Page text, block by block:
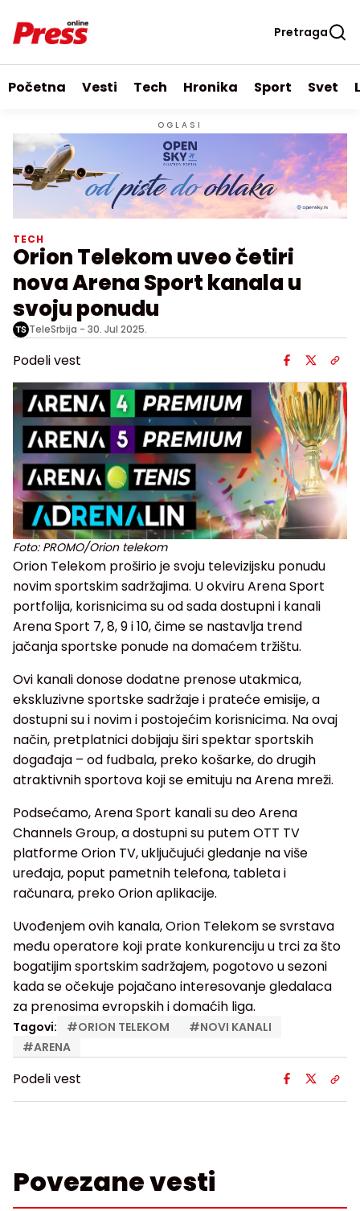
Pretraga
Početna Vesti Tech Hronika Sport Svet
OGLASI
TECH
Orion Telekom uveo četiri
nova Arena Sport kanala u
svoju ponudu
TeleSrbija - 30. Jul 2025.
Podeli vest
Foto: PROMO/Orion telekom
Orion Telekom proširio je svoju televizijsku ponudu
novim sportskim sadržajima. U okviru Arena Sport
portfolija, korisnicima su od sada dostupni i kanali
Arena Sport 7, 8, 9 i 10, čime se nastavlja trend
jačanja sportske ponude na domaćem tržištu.
Ovi kanali donose dodatne prenose utakmica,
ekskluzivne sportske sadržaje i prateće emisije, a
dostupni su i novim i postojećim korisnicima. Na ovaj
način, pretplatnici dobijaju širi spektar sportskih
događaja – od fudbala, preko košarke, do drugih
atraktivnih sportova koji se emituju na Arena mreži.
Podsećamo, Arena Sport kanali su deo Arena
Channels Group, a dostupni su putem OTT TV
platforme Orion TV, uključujući gledanje na više
uređaja, poput pametnih telefona, tableta i
računara, preko Orion aplikacije.
Uvođenjem ovih kanala, Orion Telekom se svrstava
među operatore koji prate konkurenciju u trci za što
bogatijim sportskim sadržajem, pogotovo u sezoni
kada se očekuje pojačano interesovanje gledalaca
za prenosima evropskih i domaćih liga.
Tagovi: #ORION TELEKOM #NOVI KANALI
#ARENA
Podeli vest
Povezane vesti